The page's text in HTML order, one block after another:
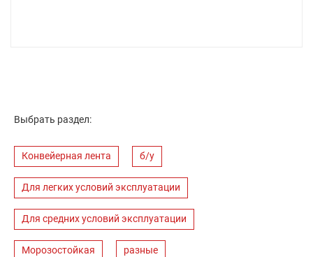
Выбрать раздел:
Конвейерная лента б/у
Для легких условий эксплуатации
Для средних условий эксплуатации
Морозостойкая разные